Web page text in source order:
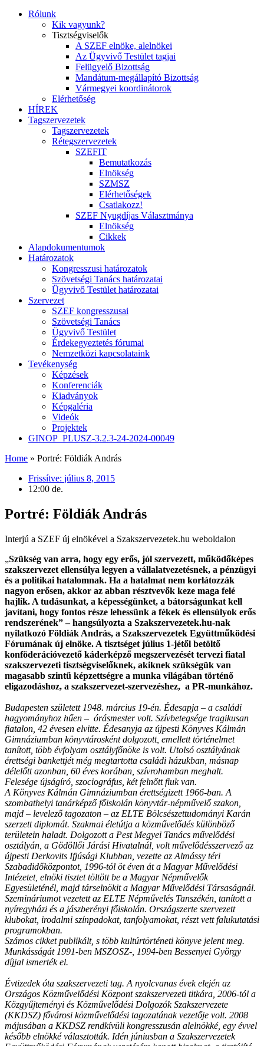
Rólunk
Kik vagyunk?
Tisztségviselők
A SZEF elnöke, alelnökei
Az Ügyvivő Testület tagjai
Felügyelő Bizottság
Mandátum-megállapító Bizottság
Vármegyei koordinátorok
Elérhetőség
HÍREK
Tagszervezetek
Tagszervezetek
Rétegszervezetek
SZEFIT
Bemutatkozás
Elnökség
SZMSZ
Elérhetőségek
Csatlakozz!
SZEF Nyugdíjas Választmánya
Elnökség
Cikkek
Alapdokumentumok
Határozatok
Kongresszusi határozatok
Szövetségi Tanács határozatai
Ügyvivő Testület határozatai
Szervezet
SZEF kongresszusai
Szövetségi Tanács
Ügyvivő Testület
Érdekegyeztetés fórumai
Nemzetközi kapcsolataink
Tevékenység
Képzések
Konferenciák
Kiadványok
Képgaléria
Videók
Projektek
GINOP_PLUSZ-3.2.3-24-2024-00049
Home » Portré: Földiák András
Frissítve: július 8, 2015
12:00 de.
Portré: Földiák András
Interjú a SZEF új elnökével a Szakszervezetek.hu weboldalon
„Szükség van arra, hogy egy erős, jól szervezett, működőképes
szakszervezet ellensúlya legyen a vállalatvezetésnek, a pénzügyi
és a politikai hatalomnak. Ha a hatalmat nem korlátozzák
nagyon erősen, akkor az abban résztvevők keze maga felé
hajlik. A tudásunkat, a képességünket, a bátorságunkat kell
javítani, hogy fontos része lehessünk a fékek és ellensúlyok erős
rendszerének” – hangsúlyozta a Szakszervezetek.hu-nak
nyilatkozó Földiák András, a Szakszervezetek Együttműködési
Fórumának új elnöke. A tisztséget július 1-jétől betöltő
konföderációvezető káderképző megszervezését tervezi fiatal
szakszervezeti tisztségviselőknek, akiknek szükségük van
magasabb szintű képzettségre a munka világában történő
eligazodáshoz, a szakszervezet-szervezéshez, a PR-munkához.
Budapesten született 1948. március 19-én. Édesapja – a családi
hagyományhoz hűen – órásmester volt. Szívbetegsége tragikusan
fiatalon, 42 évesen elvitte. Édesanyja az újpesti Könyves Kálmán
Gimnáziumban könyvtárosként dolgozott, emellett történelmet
tanított, több évfolyam osztályfőnöke is volt. Utolsó osztályának
érettségi bankettjét még megtartotta családi házukban, másnap
délelőtt azonban, 60 éves korában, szívrohamban meghalt.
Felesége újságíró, szociográfus, két felnőtt fiuk van.
A Könyves Kálmán Gimnáziumban érettségizett 1966-ban. A
szombathelyi tanárképző főiskolán könyvtár-népművelő szakon,
majd – levelező tagozaton – az ELTE Bölcsészettudományi Karán
szerzett diplomát. Szakmai életútja a közművelődés különböző
területein haladt. Dolgozott a Pest Megyei Tanács művelődési
osztályán, a Gödöllői Járási Hivatalnál, volt művelődésszervező az
újpesti Derkovits Ifjúsági Klubban, vezette az Almássy téri
Szabadidőközpontot, 1996-tól öt éven át a Magyar Művelődési
Intézetet, elnöki tisztet töltött be a Magyar Népművelők
Egyesületénél, majd társelnökit a Magyar Művelődési Társaságnál.
Szemináriumot vezetett az ELTE Népművelés Tanszékén, tanított a
nyíregyházi és a jászberényi főiskolán. Országszerte szervezett
klubokat, irodalmi színpadokat, tanfolyamokat, részt vett falukutatási
programokban.
Számos cikket publikált, s több kultúrtörténeti könyve jelent meg.
Munkásságát 1991-ben MSZOSZ-, 1994-ben Bessenyei György
díjjal ismerték el.
Évtizedek óta szakszervezeti tag. A nyolcvanas évek elején az
Országos Közművelődési Központ szakszervezeti titkára, 2006-tól a
Közgyűjteményi és Közművelődési Dolgozók Szakszervezete
(KKDSZ) fővárosi közművelődési tagozatának vezetője volt. 2008
májusában a KKDSZ rendkívüli kongresszusán alelnökké, egy évvel
később elnökké választották. Idén júniusban a Szakszervezetek